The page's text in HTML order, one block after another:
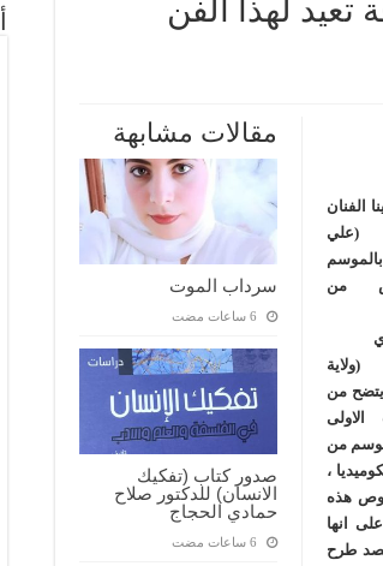
تعيد لهذا الفن
مقالات مشابهة
سرداب الموت
صدور كتاب (تفكيك
الانسان) للدكتور صلاح
حمادي الحجاج
الفنان
(علي
من
(ولاية
من
الاولى
من
،
هذه
انها
طرح